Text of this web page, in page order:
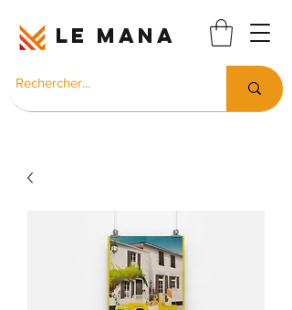
LE MANA